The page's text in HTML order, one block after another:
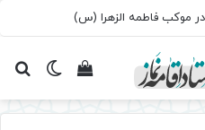
در موکب فاطمه الزهرا (س)
تغییرمشاهده